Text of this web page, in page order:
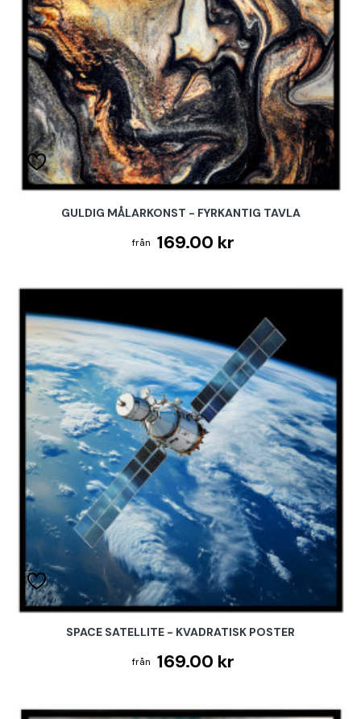
GULDIG MÅLARKONST - FYRKANTIG TAVLA
169.00 kr
SPACE SATELLITE - KVADRATISK POSTER
169.00 kr